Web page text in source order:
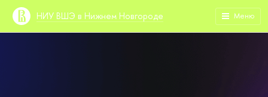
НИУ ВШЭ в Нижнем Новгороде Меню